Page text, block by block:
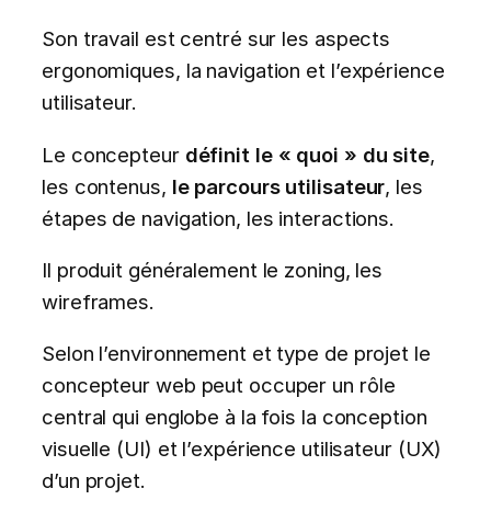
Son travail est centré sur les aspects
ergonomiques, la navigation et l’expérience
utilisateur.
Le concepteur définit le « quoi » du site,
les contenus, le parcours utilisateur, les
étapes de navigation, les interactions.
Il produit généralement le zoning, les
wireframes.
Selon l’environnement et type de projet le
concepteur web peut occuper un rôle
central qui englobe à la fois la conception
visuelle (UI) et l’expérience utilisateur (UX)
d’un projet.